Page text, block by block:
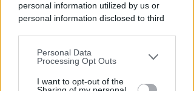
personal information utilized by us or
personal information disclosed to third
You may separately opt-out of the further
disclosure of your personal information
by third parties on the IAB’s list of
Personal Data
Processing Opt Outs
I want to opt-out of the
PER LA MESSA DEL PONTEFICE